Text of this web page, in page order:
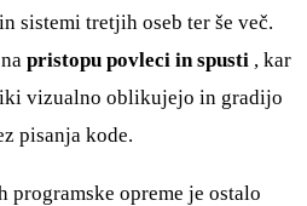
sistemi tretjih oseb ter še več.
pristopu povleci in spusti , kar
vizualno oblikujejo in gradijo
pisanja kode.
programske opreme je ostalo